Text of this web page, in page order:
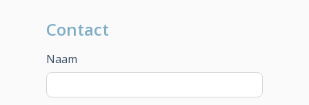
Contact
Naam